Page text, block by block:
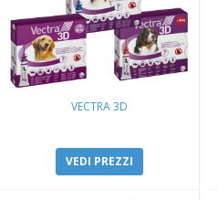
VECTRA 3D
VEDI PREZZI